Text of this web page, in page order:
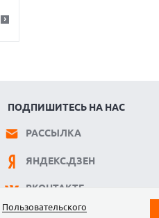
ПОДПИШИТЕСЬ НА НАС
РАССЫЛКА
ЯНДЕКС.ДЗЕН
ВКОНТАКТЕ
TELEGRAM
Пользовательского